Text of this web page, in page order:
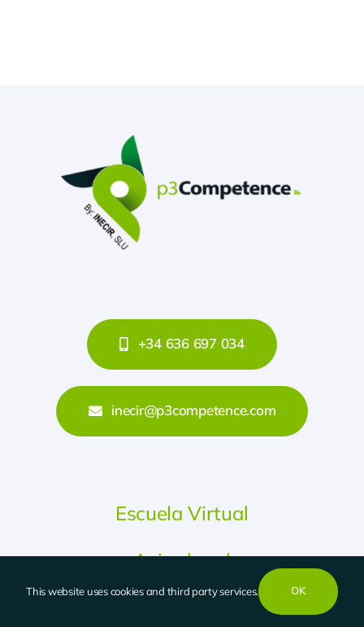
+34 636 697 034
inecir@p3competence.com
Escuela Virtual
Aviso legal
Política de privacidad
This website uses cookies and third party services. OK